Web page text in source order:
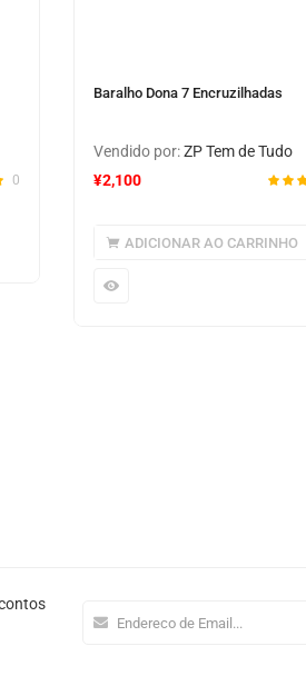
0
Baralho Dona 7 Encruzilhadas
Vendido por:ZP Tem de Tudo
¥2,100
ADICIONAR AO CARRINHO